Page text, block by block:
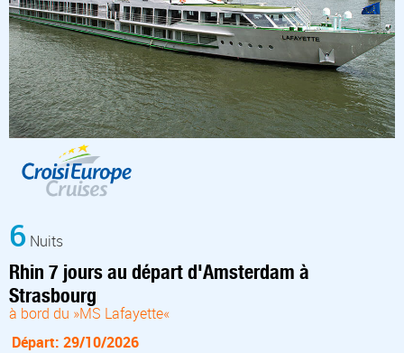
6 Nuits
Rhin 7 jours au départ d'Amsterdam à
Strasbourg
à bord du »MS Lafayette«
Départ: 29/10/2026